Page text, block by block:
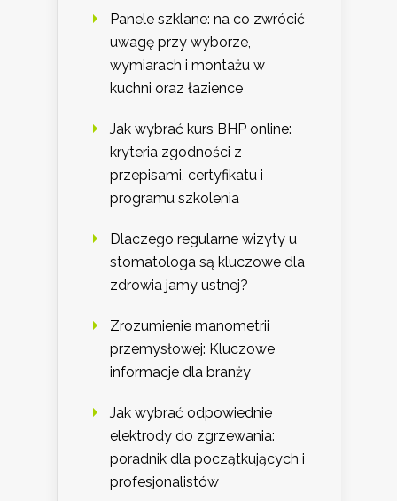
Panele szklane: na co zwrócić
uwagę przy wyborze,
wymiarach i montażu w
kuchni oraz łazience
Jak wybrać kurs BHP online:
kryteria zgodności z
przepisami, certyfikatu i
programu szkolenia
Dlaczego regularne wizyty u
stomatologa są kluczowe dla
zdrowia jamy ustnej?
Zrozumienie manometrii
przemysłowej: Kluczowe
informacje dla branży
Jak wybrać odpowiednie
elektrody do zgrzewania:
poradnik dla początkujących i
profesjonalistów